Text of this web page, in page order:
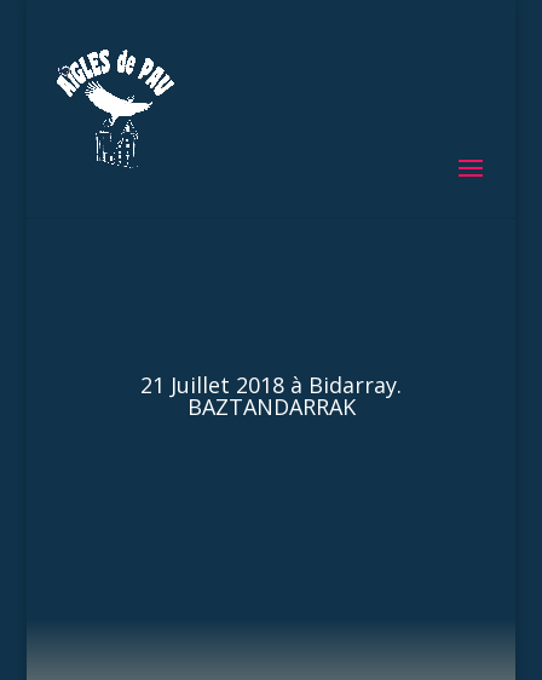
21 Juillet 2018 à Bidarray.
BAZTANDARRAK